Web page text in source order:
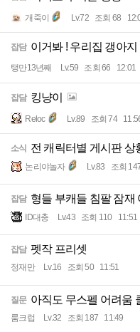
개죽이 Lv.72 조회 68
잡담 이거봐 ! 우리집 갱아
탱만13년째 Lv.59 조회 66 12:01
잡담 킹냥이
Reloc Lv.89 조회 74
소식 전 캐릭터별 게시판 상
논리야놀자 Lv.83 조회
잡담 형들 부캐들 침팔 잠재
ID대충 Lv.43 조회 110 11:51
잡담 펫작 프리셋
정재만 Lv.16 조회 50 11:51
질문 아직도 무스펠 어려움
룸크럽 Lv.32 조회 187 11:49